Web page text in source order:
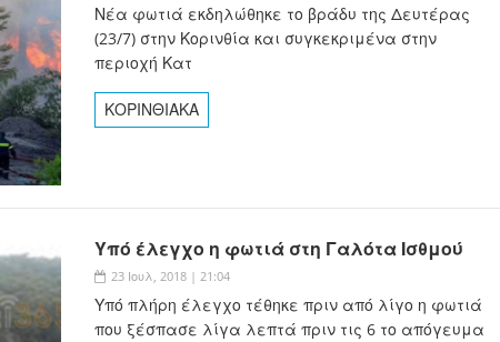
Νέα φωτιά εκδηλώθηκε το βράδυ της Δευτέρας
(23/7) στην Κορινθία και συγκεκριμένα στην
περιοχή Κατ
ΚΟΡΙΝΘΙΑΚΑ
Υπό έλεγχο η φωτιά στη Γαλότα Ισθμού
23 Ιουλ, 2018 | 21:04
Υπό πλήρη έλεγχο τέθηκε πριν από λίγο η φωτιά
που ξέσπασε λίγα λεπτά πριν τις 6 το απόγευμα